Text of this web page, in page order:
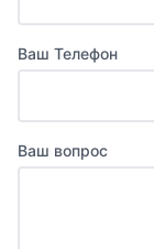
Ваш Телефон
Ваш вопрос